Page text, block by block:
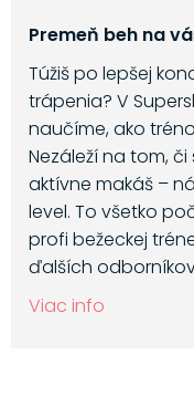
Premeň beh na
Túžiš po lepšej
trápenia? V
naučíme, ako
Nezáleží na tom,
aktívne makáš –
level. To všetko
profi bežeckej
ďalších
Viac info